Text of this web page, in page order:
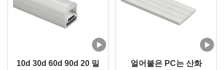
10d 30d 60d 90d 20 밀
얼어붙은 PC는 산화